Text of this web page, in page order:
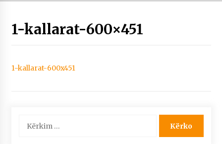
07/07/2026
06/06/2026
1-kallarat-600×451
1-kallarat-600x451
për: